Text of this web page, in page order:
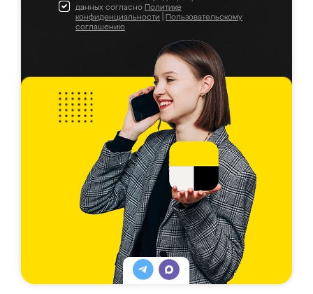
данных согласно Политике
конфиденциальности
Пользовательскому
соглашению